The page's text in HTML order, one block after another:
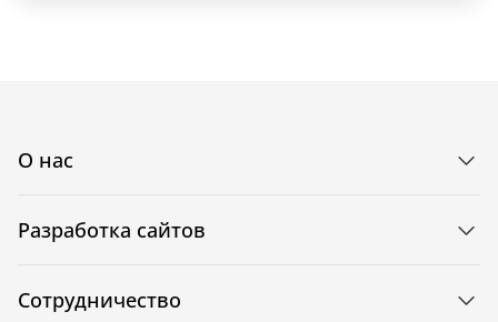
О нас
Разработка сайтов
Сотрудничество